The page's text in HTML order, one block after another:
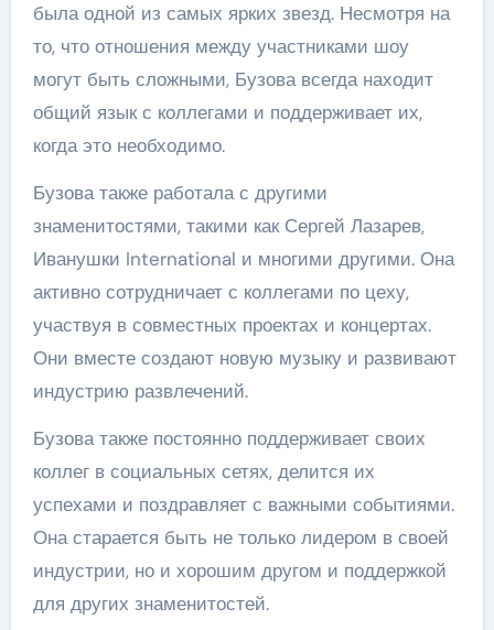
была одной из самых ярких звезд. Несмотря на
то, что отношения между участниками шоу
могут быть сложными, Бузова всегда находит
общий язык с коллегами и поддерживает их,
когда это необходимо.
Бузова также работала с другими
знаменитостями, такими как Сергей Лазарев,
Иванушки International и многими другими. Она
активно сотрудничает с коллегами по цеху,
участвуя в совместных проектах и концертах.
Они вместе создают новую музыку и развивают
индустрию развлечений.
Бузова также постоянно поддерживает своих
коллег в социальных сетях, делится их
успехами и поздравляет с важными событиями.
Она старается быть не только лидером в своей
индустрии, но и хорошим другом и поддержкой
для других знаменитостей.